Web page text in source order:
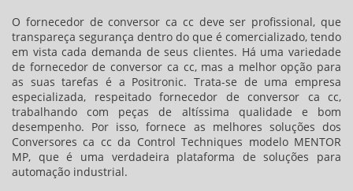
O fornecedor de conversor ca cc deve ser profissional, que
transpareça segurança dentro do que é comercializado, tendo
em vista cada demanda de seus clientes. Há uma variedade
de fornecedor de conversor ca cc, mas a melhor opção para
as suas tarefas é a Positronic. Trata-se de uma empresa
especializada, respeitado fornecedor de conversor ca cc,
trabalhando com peças de altíssima qualidade e bom
desempenho. Por isso, fornece as melhores soluções dos
Conversores ca cc da Control Techniques modelo MENTOR
MP, que é uma verdadeira plataforma de soluções para
automação industrial.